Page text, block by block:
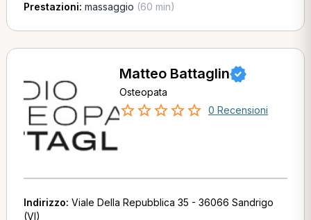
Prestazioni: massaggio (60 min)
Matteo Battaglin
Osteopata
0 Recensioni
Indirizzo: Viale Della Repubblica 35 - 36066 Sandrigo
(VI)